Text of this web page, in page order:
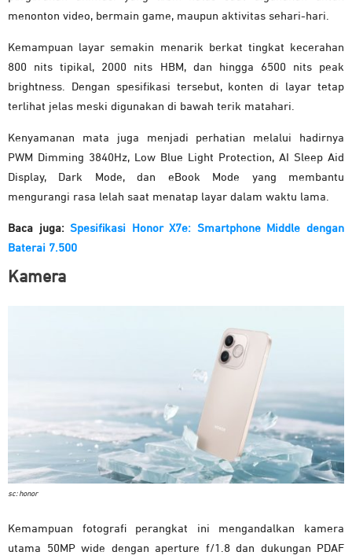
menonton video, bermain game, maupun aktivitas sehari-hari.
Kemampuan layar semakin menarik berkat tingkat kecerahan
800 nits tipikal, 2000 nits HBM, dan hingga 6500 nits peak
brightness. Dengan spesifikasi tersebut, konten di layar tetap
terlihat jelas meski digunakan di bawah terik matahari.
Kenyamanan mata juga menjadi perhatian melalui hadirnya
PWM Dimming 3840Hz, Low Blue Light Protection, AI Sleep Aid
Display, Dark Mode, dan eBook Mode yang membantu
mengurangi rasa lelah saat menatap layar dalam waktu lama.
Baca juga:Spesifikasi Honor X7e: Smartphone Middle dengan
Baterai 7.500
Kamera
sc: honor
Kemampuan fotografi perangkat ini mengandalkan kamera
utama 50MP wide dengan aperture f/1.8 dan dukungan PDAF